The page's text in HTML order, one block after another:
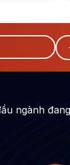
ngành
Tư vấn